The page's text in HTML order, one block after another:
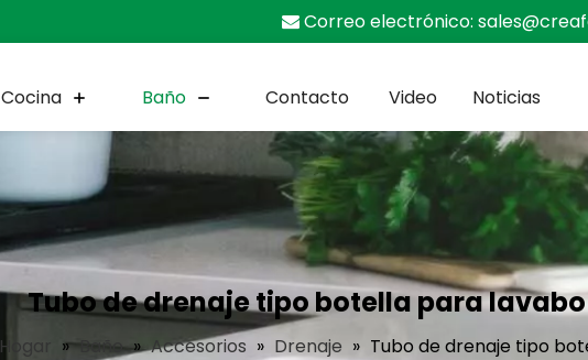
 Correo electrónico:
Cocina Baño Contacto Video Noticias
Tubo de drenaje tipo botella para
Hogar » Baño » Accesorios » Drenaje » Tubo de drenaje tipo